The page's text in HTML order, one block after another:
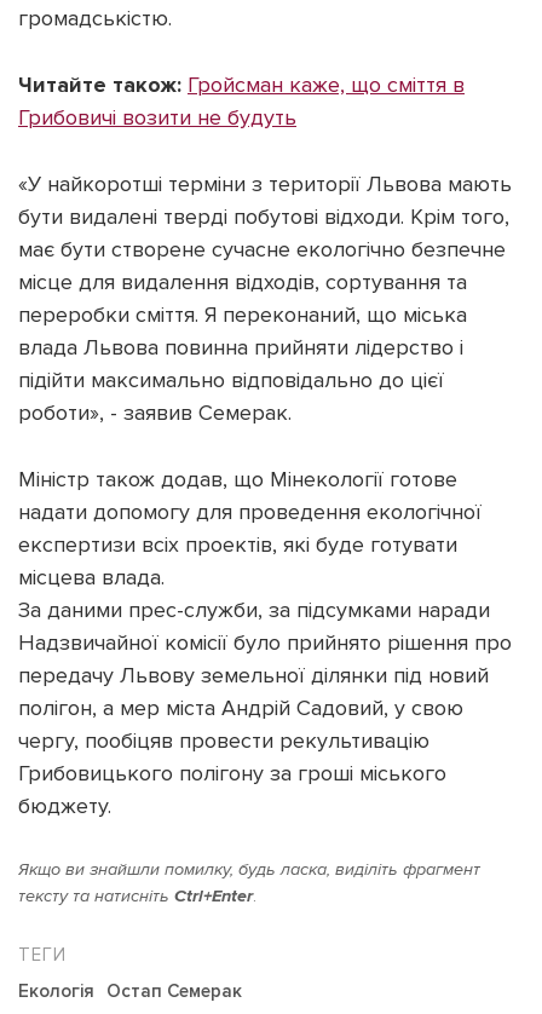
громадськістю.
Читайте також: Гройсман каже, що сміття в
Грибовичі возити не будуть
«У найкоротші терміни з території Львова мають
бути видалені тверді побутові відходи. Крім того,
має бути створене сучасне екологічно безпечне
місце для видалення відходів, сортування та
переробки сміття. Я переконаний, що міська
влада Львова повинна прийняти лідерство і
підійти максимально відповідально до цієї
роботи», - заявив Семерак.
Міністр також додав, що Мінекології готове
надати допомогу для проведення екологічної
експертизи всіх проектів, які буде готувати
місцева влада.
За даними прес-служби, за підсумками наради
Надзвичайної комісії було прийнято рішення про
передачу Львову земельної ділянки під новий
полігон, а мер міста Андрій Садовий, у свою
чергу, пообіцяв провести рекультивацію
Грибовицького полігону за гроші міського
бюджету.
Якщо ви знайшли помилку, будь ласка, виділіть фрагмент
тексту та натисніть Ctrl+Enter.
Екологія Остап Семерак